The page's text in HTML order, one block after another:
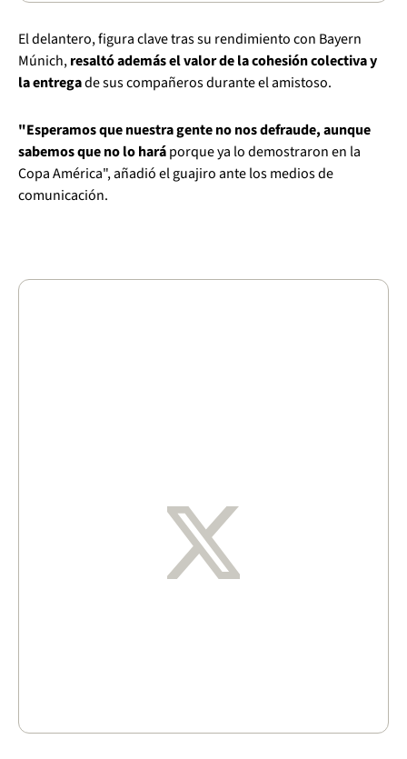
El delantero, figura clave tras su rendimiento con Bayern
Múnich,resaltó además el valor de la cohesión colectiva y
la entregade sus compañeros durante el amistoso.
"Esperamos que nuestra gente no nos defraude, aunque
sabemos que no lo haráporque ya lo demostraron en la
Copa América", añadió el guajiro ante los medios de
comunicación.